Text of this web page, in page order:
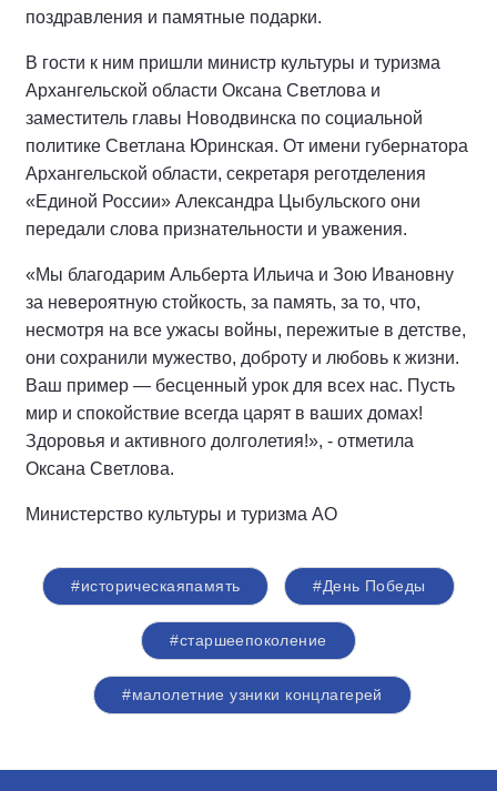
поздравления и памятные подарки.
В гости к ним пришли министр культуры и туризма
Архангельской области Оксана Светлова и
заместитель главы Новодвинска по социальной
политике Светлана Юринская. От имени губернатора
Архангельской области, секретаря реготделения
«Единой России» Александра Цыбульского они
передали слова признательности и уважения.
«Мы благодарим Альберта Ильича и Зою Ивановну
за невероятную стойкость, за память, за то, что,
несмотря на все ужасы войны, пережитые в детстве,
они сохранили мужество, доброту и любовь к жизни.
Ваш пример — бесценный урок для всех нас. Пусть
мир и спокойствие всегда царят в ваших домах!
Здоровья и активного долголетия!», - отметила
Оксана Светлова.
Министерство культуры и туризма АО
#историческаяпамять #День Победы
#старшеепоколение
#малолетние узники концлагерей